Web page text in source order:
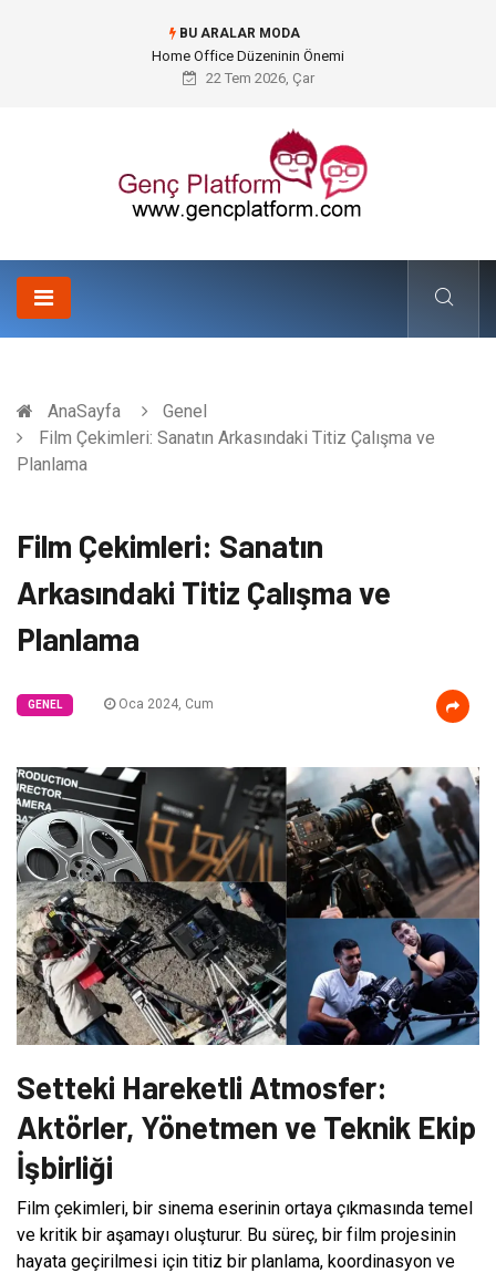
BU ARALAR MODA
Konteyner Nakliye Fiyatları ve Küresel Ticarette Bütçe Yönetimi
22 Tem 2026, Çar
AnaSayfa
Genel
Film Çekimleri: Sanatın Arkasındaki Titiz Çalışma ve
Planlama
Film Çekimleri: Sanatın
Arkasındaki Titiz Çalışma ve
Planlama
GENEL Oca 2024, Cum
Setteki Hareketli Atmosfer:
Aktörler, Yönetmen ve Teknik Ekip
İşbirliği
Film çekimleri, bir sinema eserinin ortaya çıkmasında temel
ve kritik bir aşamayı oluşturur. Bu süreç, bir film projesinin
hayata geçirilmesi için titiz bir planlama, koordinasyon ve